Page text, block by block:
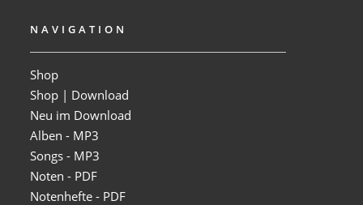
NAVIGATION
Shop
Shop | Download
Neu im Download
Alben - MP3
Songs - MP3
Noten - PDF
Notenhefte - PDF